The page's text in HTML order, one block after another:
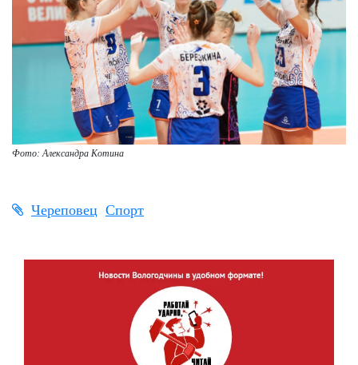
Фото: Александра Котина
Череповец Спорт